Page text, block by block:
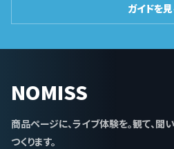
ガイドを
NOMISS
商品ページに、ライブ体験を。観て、聞
つくります。